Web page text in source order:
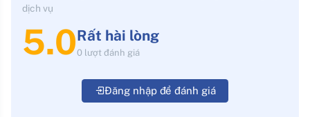
dịch vụ
5.0Rất hài lòng
0 lượt đánh giá
Đăng nhập để đánh giá